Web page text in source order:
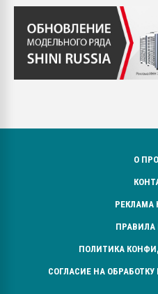
О
РЕКЛАМА
ПРАВИЛА
ПОЛИТИКА
СОГЛАСИЕ НА